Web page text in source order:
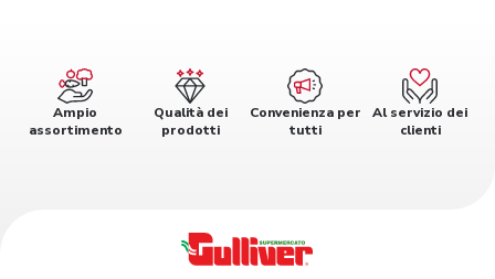
Ampio
assortimento
Qualità dei
prodotti
Convenienza per
tutti
Al servizio dei
clienti